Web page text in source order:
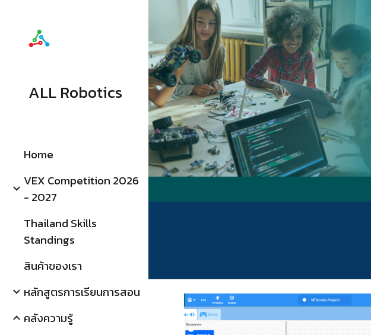
Skip to main content
ALL Robotics
Home
VEX Competition 2026
- 2027
Thailand Skills
Standings
สินค้าของเรา
หลักสูตรการเรียนการสอน
คลังความรู้